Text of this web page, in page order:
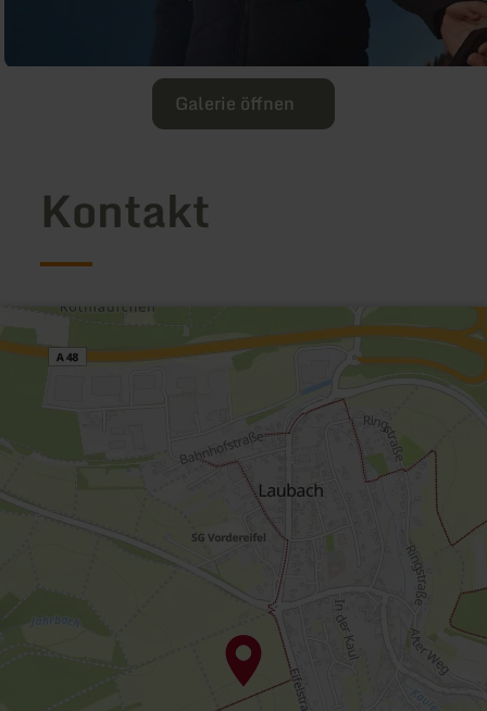
Galerie öffnen
Kontakt